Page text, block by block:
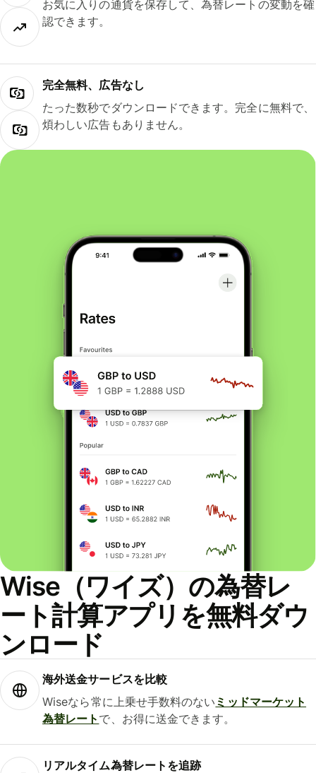
お気に入りの通貨を保存して、為替レートの変動を確
認できます。
完全無料、広告なし
たった数秒でダウンロードできます。完全に無料で、
煩わしい広告もありません。
Wise（ワイズ）の為替レ
ート計算アプリを無料ダウ
ンロード
海外送金サービスを比較
Wiseなら常に上乗せ手数料のない ミッドマーケット
為替レート で、お得に送金できます。
リアルタイム為替レートを追跡